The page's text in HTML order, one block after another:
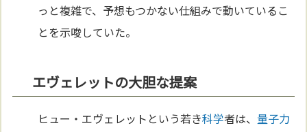
っと複雑で、予想もつかない仕組みで動いているこ
とを示唆していた。
エヴェレットの大胆な提案
ヒュー・エヴェレットという若き科学者は、 量子力